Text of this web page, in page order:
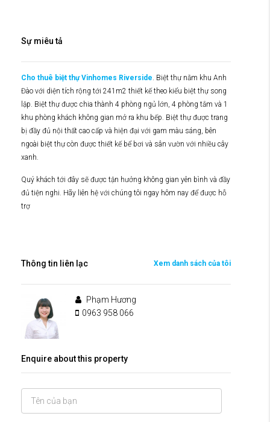
Sự miêu tả
Cho thuê biệt thự Vinhomes Riverside . Biệt thự nằm khu Anh
Đào với diện tích rộng tới 241m2 thiết kế theo kiểu biệt thự song
lập. Biệt thự được chia thành 4 phòng ngủ lớn, 4 phòng tắm và 1
khu phòng khách không gian mở ra khu bếp. Biệt thự được trang
bị đầy đủ nội thất cao cấp và hiện đại với gam màu sáng, bên
ngoài biệt thự còn được thiết kế bể bơi và sân vườn với nhiều cây
xanh.
Quý khách tới đây sẽ được tận hưởng không gian yên bình và đầy
đủ tiện nghi. Hãy liên hệ với chúng tôi ngay hôm nay để được hỗ
trợ
Thông tin liên lạc Xem danh sách của tôi
Phạm Hương
0963 958 066
Enquire about this property